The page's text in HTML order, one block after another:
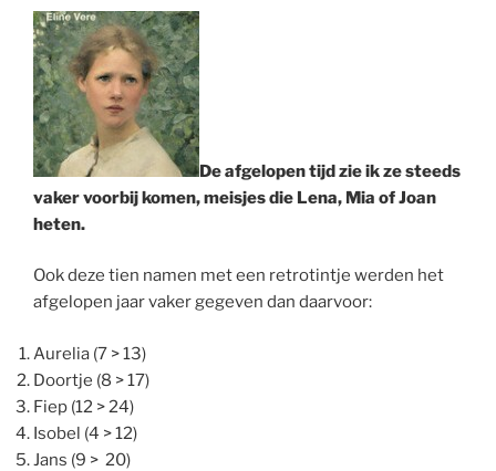
De afgelopen tijd zie ik ze steeds
vaker voorbij komen, meisjes die Lena, Mia of Joan
heten.
Ook deze tien namen met een retrotintje werden het
afgelopen jaar vaker gegeven dan daarvoor:
Aurelia (7 > 13)
Doortje (8 > 17)
Fiep (12 > 24)
Isobel (4 > 12)
Jans (9 > 20)